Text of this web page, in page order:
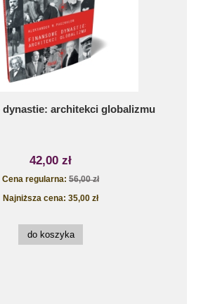
dynastie: architekci globalizmu
42,00 zł
Cena regularna: 56,00 zł
Najniższa cena: 35,00 zł
do koszyka